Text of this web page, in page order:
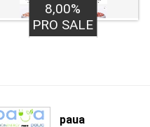
8,00%
PRO SALE
paua